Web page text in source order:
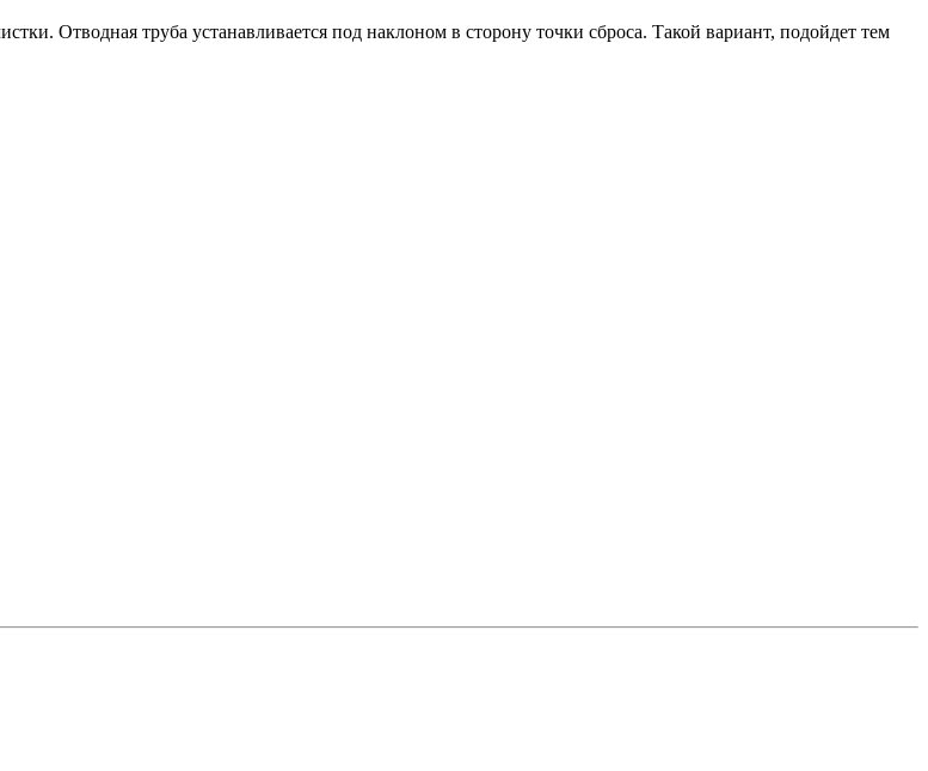
Отводная труба устанавливается под наклоном в сторону точки сброса. Такой вариант, подойдет тем